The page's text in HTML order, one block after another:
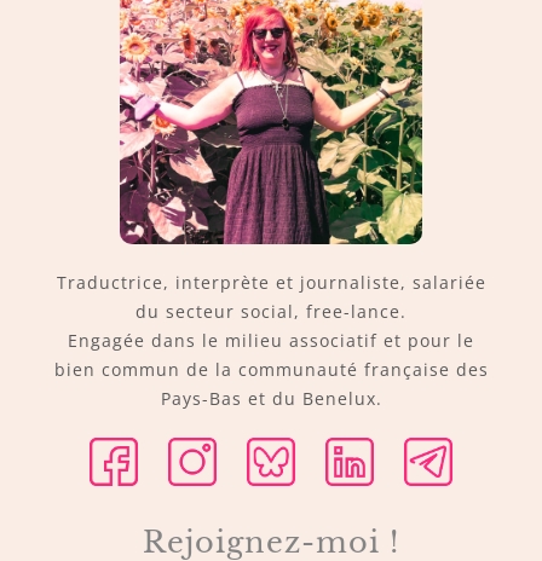
Traductrice, interprète et journaliste, salariée
du secteur social, free-lance.
Engagée dans le milieu associatif et pour le
bien commun de la communauté française des
Pays-Bas et du Benelux.
Rejoignez-moi !